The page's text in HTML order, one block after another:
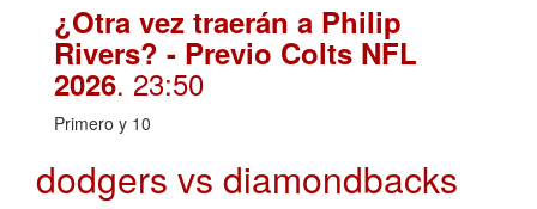
¿Otra vez traerán a Philip
Rivers? - Previo Colts NFL
2026. 23:50
Primero y 10
dodgers vs diamondbacks